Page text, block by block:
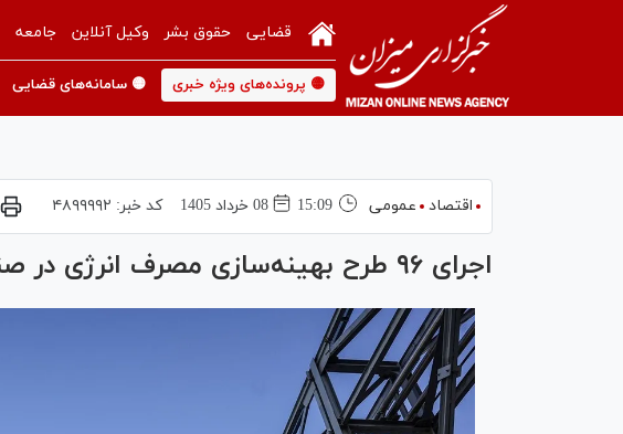
قضایی حقوق بشر وکیل آنلاین جامعه
🟡 پرونده‌های ویژه خبری 🟡 سامانه‌های قضایی
اقتصاد عمومی 15:09 08 خرداد 1405 کد خبر: ۴۸۹۹۹۹۲
اجرای ۹۶ طرح بهینه‌سازی مصرف انرژی در صنعت پتروشیمی